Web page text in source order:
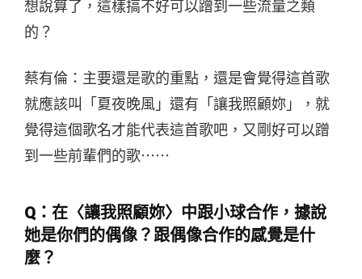
想說算了，這樣搞不好可以蹭到一些流量之類
的？
蔡有倫：主要還是歌的重點，還是會覺得這首歌
就應該叫「夏夜晚風」還有「讓我照顧妳」，就
覺得這個歌名才能代表這首歌吧，又剛好可以蹭
到一些前輩們的歌⋯⋯
Q：在〈讓我照顧妳〉中跟小球合作，據說
她是你們的偶像？跟偶像合作的感覺是什
麼？